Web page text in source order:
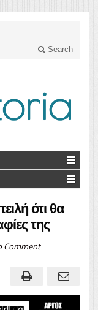
Search
ότι θα
της
Comment